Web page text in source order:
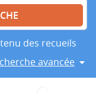
des recueils
avancée